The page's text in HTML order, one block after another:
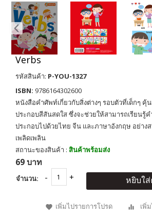
Verbs
รหัสสินค้า: P-YOU-1327
ISBN: 9786164302600
หนังสือคำศัพท์เกี่ยวกับสิ่งต่างๆ รอบตัวที่เด็กๆ คุ้
ประกอบสีสันสดใส ซึ่งจะช่วยให้สามารถเรียนรู้
ประกอบไปด้วยไทย จีน และภาษาอังกฤษ อย่าง
เพลิดเพลิน
สถานะของสินค้า : สินค้าพร้อมส่ง
69 บาท
จำนวน: หยิบใ
เพิ่มไปรายการโปรด เพิ่